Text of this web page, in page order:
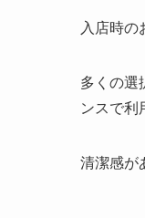
入店時の
多くの選
ンスで利
清潔感が